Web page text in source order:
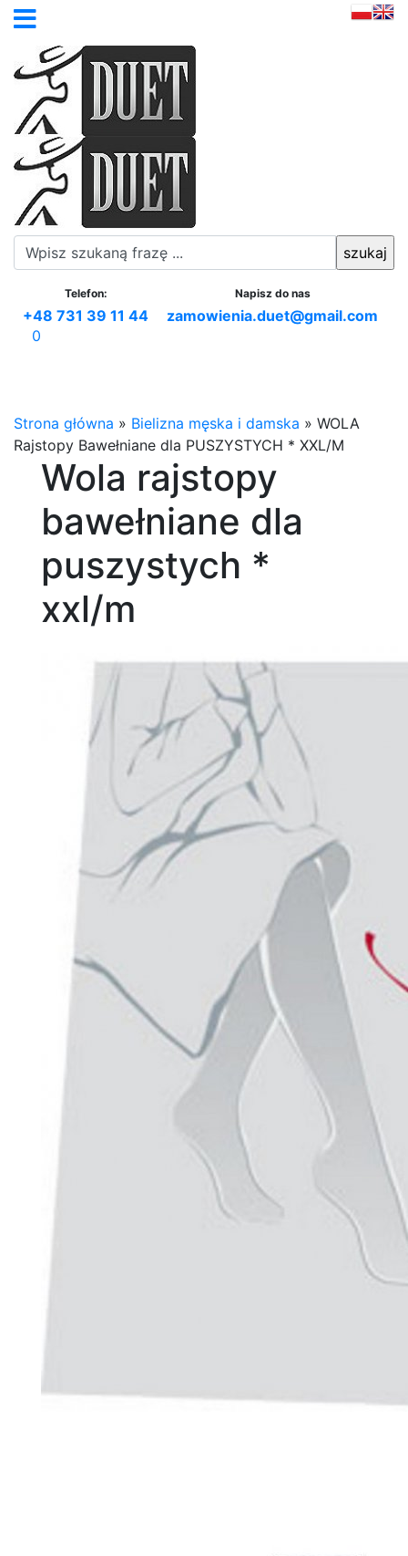
Telefon:
+48 731 39 11 44
Napisz do nas
zamowienia.duet@gmail.com
0
Strona główna » Bielizna męska i damska » WOLA
Rajstopy Bawełniane dla PUSZYSTYCH * XXL/M
Wola rajstopy
bawełniane dla
puszystych *
xxl/m